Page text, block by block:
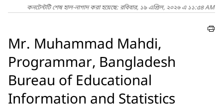
কনটেন্টটি শেষ হাল-নাগাদ করা হয়েছে: রবিবার, ১৯ এপ্রিল, ২০২৬ এ ১১:৫৪ AM
Mr. Muhammad Mahdi,
Programmar, Bangladesh
Bureau of Educational
Information and Statistics